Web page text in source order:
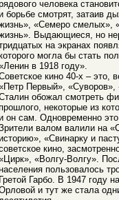
человека
и борьбе смотрят, затаив
«Семеро смелых»,
Выдающиеся, но
на экранах
могла бы стать
в 1918 году».
кино 40-х – это,
Первый»,
обожал смотреть
прошлого, некоторые из
и он сам. Одновременно
валом валили на
историю», «Свинарку и
кино,
«Волгу-Волгу».
населения пользовалось
Гретой Гарбо. В 1947 году
и тут же стала